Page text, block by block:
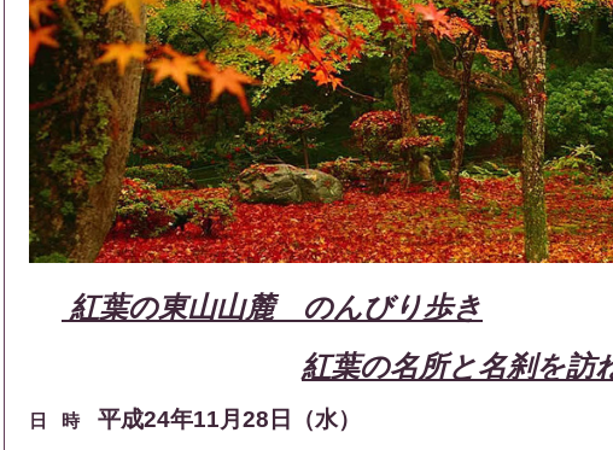
紅葉の東山山麓 のんびり歩き
紅葉の名所と名刹を訪
日 時 平成24年11月28日（水）